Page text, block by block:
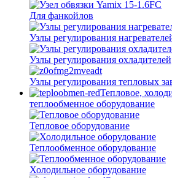
Для фанкойлов
Узлы регулирования
Узлы регулирования
Узлы регулирования тепловых
Тепловое,
теплообменное оборудование
Тепловое оборудование
Теплообменное оборудование
Холодильное оборудование